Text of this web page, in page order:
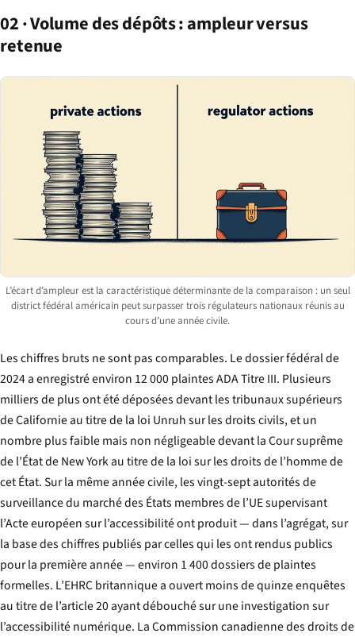
02 · Volume des dépôts : ampleur versus
retenue
L’écart d’ampleur est la caractéristique déterminante de la comparaison : un seul
district fédéral américain peut surpasser trois régulateurs nationaux réunis au
cours d’une année civile.
Les chiffres bruts ne sont pas comparables. Le dossier fédéral de
2024 a enregistré environ 12 000 plaintes ADA Titre III. Plusieurs
milliers de plus ont été déposées devant les tribunaux supérieurs
de Californie au titre de la loi Unruh sur les droits civils, et un
nombre plus faible mais non négligeable devant la Cour suprême
de l’État de New York au titre de la loi sur les droits de l’homme de
cet État. Sur la même année civile, les vingt-sept autorités de
surveillance du marché des États membres de l’UE supervisant
l’Acte européen sur l’accessibilité ont produit — dans l’agrégat, sur
la base des chiffres publiés par celles qui les ont rendus publics
pour la première année — environ 1 400 dossiers de plaintes
formelles. L’EHRC britannique a ouvert moins de quinze enquêtes
au titre de l’article 20 ayant débouché sur une investigation sur
l’accessibilité numérique. La Commission canadienne des droits de